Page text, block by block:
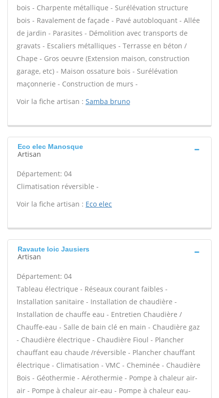
bois - Charpente métallique - Surélévation structure
bois - Ravalement de façade - Pavé autobloquant - Allée
de jardin - Parasites - Démolition avec transports de
gravats - Escaliers métalliques - Terrasse en béton /
Chape - Gros oeuvre (Extension maison, construction
garage, etc) - Maison ossature bois - Surélévation
maçonnerie - Construction de murs -
Voir la fiche artisan : Samba bruno
Eco elec Manosque
Artisan
Département: 04
Climatisation réversible -
Voir la fiche artisan : Eco elec
Ravaute loic Jausiers
Artisan
Département: 04
Tableau électrique - Réseaux courant faibles -
Installation sanitaire - Installation de chaudière -
Installation de chauffe eau - Entretien Chaudière /
Chauffe-eau - Salle de bain clé en main - Chaudière gaz
- Chaudière électrique - Chaudière Fioul - Plancher
chauffant eau chaude /réversible - Plancher chauffant
électrique - Climatisation - VMC - Cheminée - Chaudière
Bois - Géothermie - Aérothermie - Pompe à chaleur air-
air - Pompe à chaleur air-eau - Pompe à chaleur eau-